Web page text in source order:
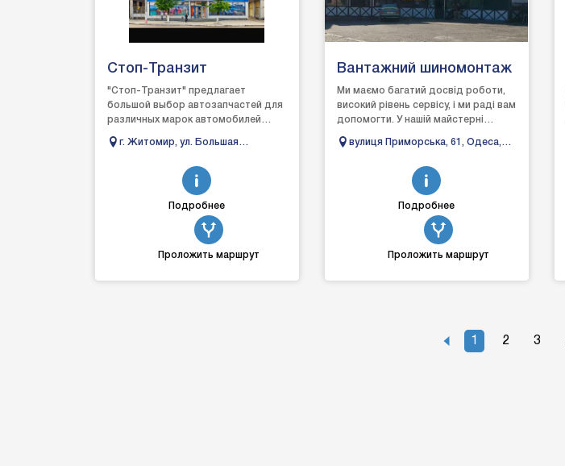
Стоп-Транзит
"Стоп-Транзит" предлагает
большой выбор автозапчастей для
различных марок автомобилей
производства. Свою работу в
г. Житомир, ул. Большая
Подробнее
Проложить маршрут
Вантажний шиномонтаж
Ми маємо багатий досвід роботи,
високий рівень сервісу, і ми раді вам
допомогти. У нашій майстерні
скористатися можлив...
вулиця Приморська, 61, Одеса,
Подробнее
Проложить маршрут
1 2 3